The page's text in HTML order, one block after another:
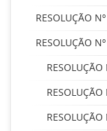
RESOLUÇÃO
RESOLUÇÃO